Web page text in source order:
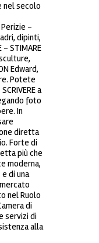
nel secolo
–
dipinti,
STIMARE
Edward,
Potete
a
foto
In
diretta
Forte di
più che
moderna,
di una
nel Ruolo
di
servizi di
alla